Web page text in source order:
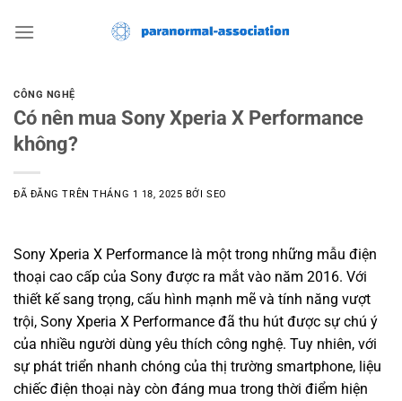
đến
CÔNG NGHỆ
Có nên mua Sony Xperia X Performance
không?
ĐÃ ĐĂNG TRÊNTHÁNG 1 18, 2025 BỞISEO
Sony Xperia X Performance là một trong những mẫu điện
thoại cao cấp của Sony được ra mắt vào năm 2016. Với
thiết kế sang trọng, cấu hình mạnh mẽ và tính năng vượt
trội, Sony Xperia X Performance đã thu hút được sự chú ý
của nhiều người dùng yêu thích công nghệ. Tuy nhiên, với
sự phát triển nhanh chóng của thị trường smartphone, liệu
chiếc điện thoại này còn đáng mua trong thời điểm hiện